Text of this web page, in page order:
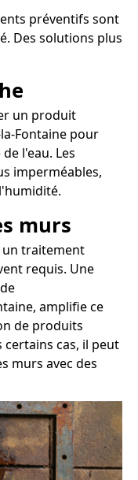
préventifs sont
Des solutions plus
un produit
Fontaine pour
l'eau. Les
imperméables,
murs
traitement
requis. Une
amplifie ce
de produits
cas, il peut
murs avec des